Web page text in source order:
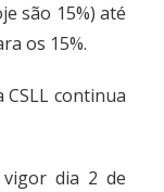
são 15%) até
os 15%.
CSLL continua
dia 2 de